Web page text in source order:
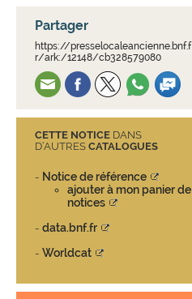
Partager
https://presselocaleancienne.bnf.f
r/ark:/12148/cb328579080
CETTE NOTICE DANS
D’AUTRES CATALOGUES
- Notice de référence
ajouter à mon panier de
notices
- data.bnf.fr
- Worldcat